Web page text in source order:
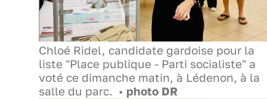
Chloé Ridel, candidate gardoise pour la
liste "Place publique - Parti socialiste" a
voté ce dimanche matin, à Lédenon, à la
salle du parc. • photo DR